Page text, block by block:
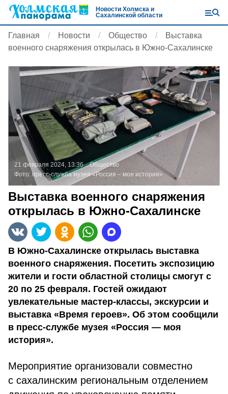
Новости Холмска и
Сахалинской области
Главная Новости Общество
Выставка
военного снаряжения открылась в Южно-Сахалинске
21 февраля 2024, 13:36
Общество
Фото:пресс-служба музея «Россия – моя история»
Выставка военного снаряжения
открылась в Южно-Сахалинске
В Южно-Сахалинске открылась выставка
военного снаряжения. Посетить экспозицию
жители и гости областной столицы смогут с
20 по 25 февраля. Гостей ожидают
увлекательные мастер-классы, экскурсии и
выставка «Время героев». Об этом сообщили
в пресс-службе музея «Россия — моя
история».
Мероприятие организовали совместно
с сахалинским региональным отделением